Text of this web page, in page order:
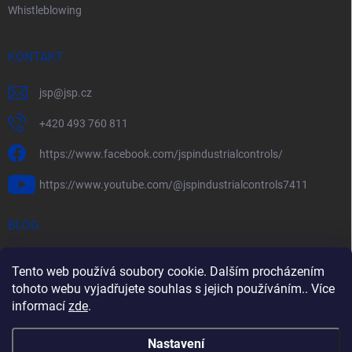
Tento web používá soubory cookie. Dalším procházením
tohoto webu vyjadřujete souhlas s jejich používáním.. Více
informací zde.
Nastavení
Whistleblowing
KONTAKT
jsp@jsp.cz
+420 493 760 811
https://www.facebook.com/jspindustrialcontrols/
https://www.youtube.com/@jspindustrialcontrols7411
BLOG
Stručný průvodce prostředím s nebezpečím výbuchu
HART – Chytré využití stávající kabeláže